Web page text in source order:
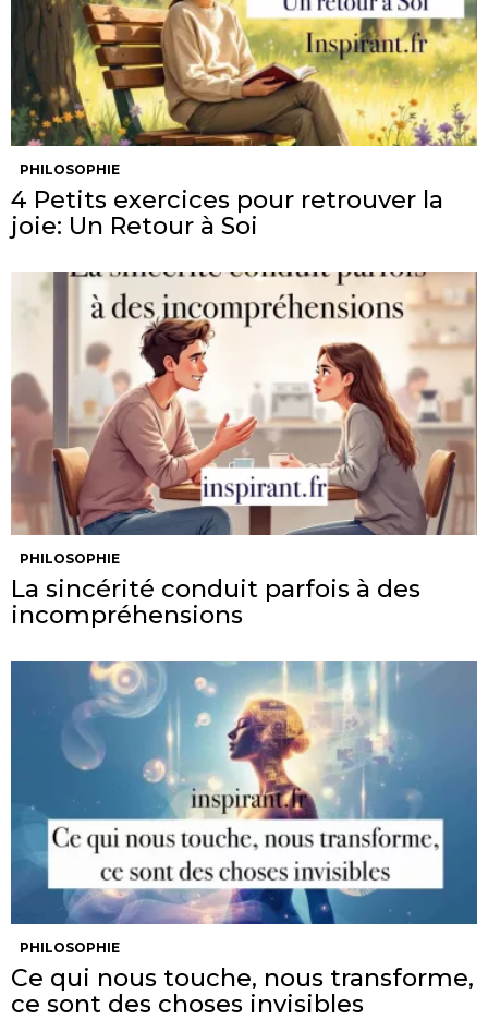
PHILOSOPHIE
4 Petits exercices pour retrouver la
joie: Un Retour à Soi
PHILOSOPHIE
La sincérité conduit parfois à des
incompréhensions
PHILOSOPHIE
Ce qui nous touche, nous transforme,
ce sont des choses invisibles